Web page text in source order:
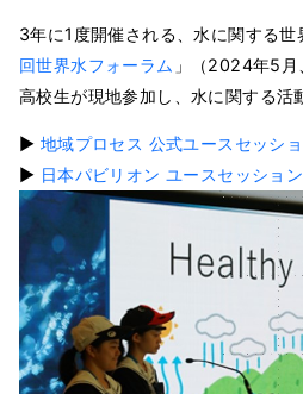
3年に1度開催される、水に関する世
回世界水フォーラム 」（2024年5月
高校生が現地参加し、水に関する活
▶ 地域プロセス 公式ユースセッシ
▶ 日本パビリオン ユースセッショ